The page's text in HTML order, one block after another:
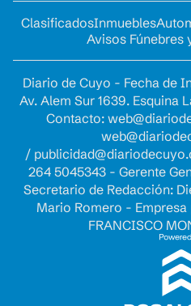
ClasificadosInmuebles
Avisos Fúnebres
Diario de Cuyo - Fecha de
Av. Alem Sur 1639. Esquina
Contacto:
/
264 5045343 - Gerente
Secretario de Redacción:
Mario Romero -
FRANCISCO